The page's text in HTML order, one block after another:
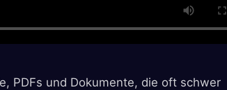
PDFs und Dokumente, die oft schwer